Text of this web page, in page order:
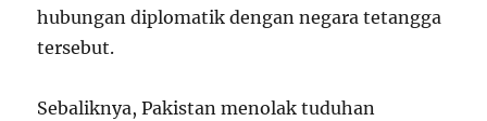
hubungan diplomatik dengan negara tetangga
tersebut.
Sebaliknya, Pakistan menolak tuduhan